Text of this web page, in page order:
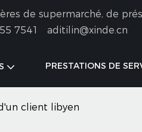
de supermarché, de
7541 aditilin@xinde.cn
PRESTATIONS DE
client libyen